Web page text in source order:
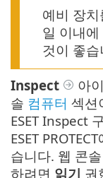
예비 장
일 이내
것이 좋습
Inspect
아
솔 컴퓨터 섹션
ESET Inspect
ESET
습니다. 웹 콘
하려면 읽기 권